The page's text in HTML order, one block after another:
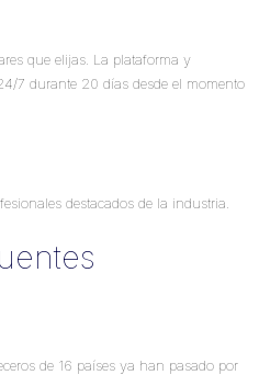
que elijas. La plataforma y
7 durante 20 días desde el momento
destacados de la industria.
de 16 países ya han pasado por